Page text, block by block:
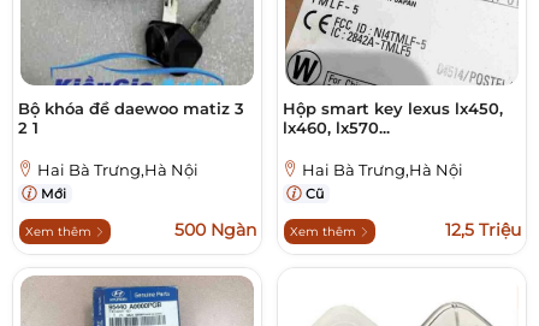
Bộ khóa đề daewoo matiz 3
2 1
Hai Bà Trưng,Hà Nội
Mới
Xem thêm 500 Ngàn
Hộp smart key lexus lx450,
lx460, lx570...
Hai Bà Trưng,Hà Nội
Cũ
Xem thêm 12,5 Triệu